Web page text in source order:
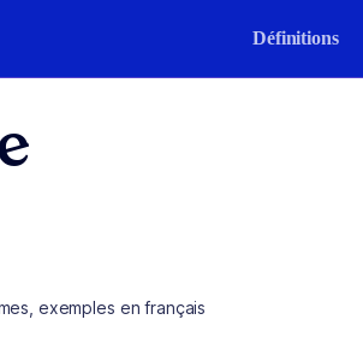
Définitions
exemples en français